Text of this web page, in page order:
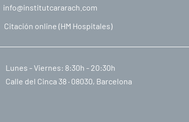
info@institutcararach.com
Citación online (HM Hospitales)
Lunes - Viernes: 8:30h - 20:30h
Calle del Cinca 38 · 08030, Barcelona